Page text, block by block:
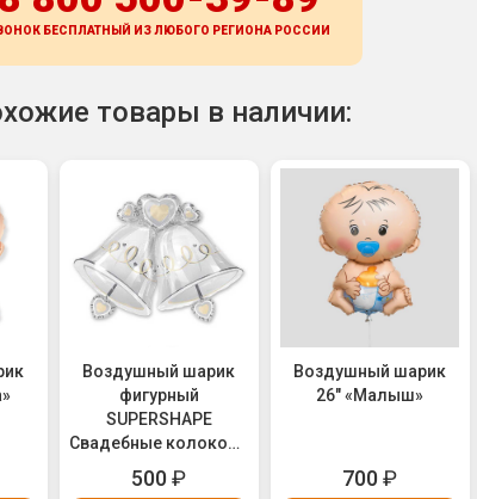
БЕСПЛАТНЫЙ ИЗ ЛЮБОГО РЕГИОНА РОССИИ
товары в наличии:
Воздушный шарик
фигурный
SUPERSHAPE
Свадебные колокола
(1207-0361)
500₽
Воздушный шарик
26" «Малыш»
700₽